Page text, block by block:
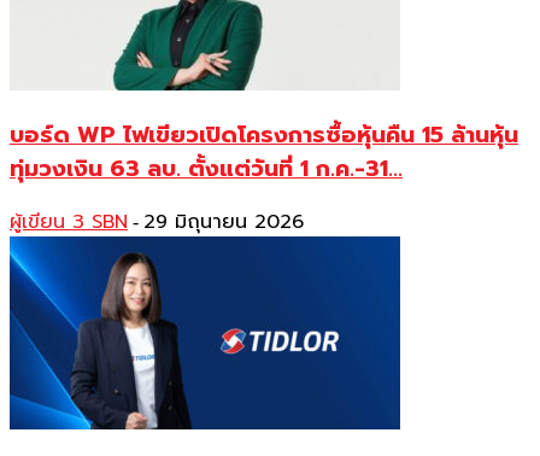
บอร์ด WP ไฟเขียวเปิดโครงการซื้อหุ้นคืน 15 ล้านหุ้น
ทุ่มวงเงิน 63 ลบ. ตั้งแต่วันที่ 1 ก.ค.-31...
ผู้เขียน 3 SBN - 29 มิถุนายน 2026